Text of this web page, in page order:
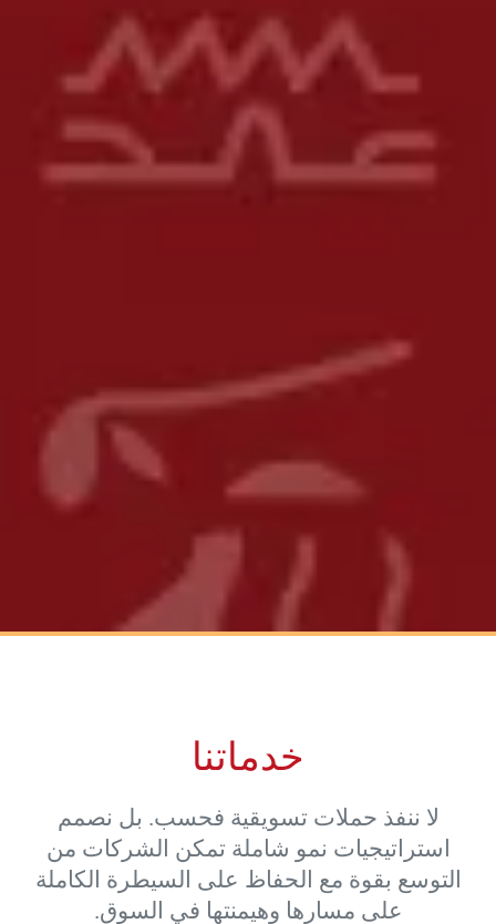
خدماتنا
لا ننفذ حملات تسويقية فحسب. بل نصمم
استراتيجيات نمو شاملة تمكن الشركات من
التوسع بقوة مع الحفاظ على السيطرة الكاملة
على مسارها وهيمنتها في السوق.